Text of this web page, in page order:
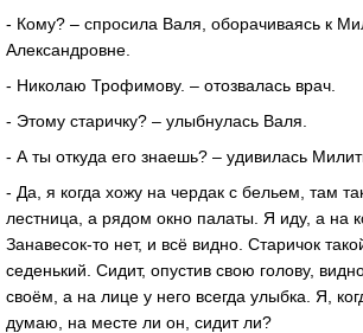
- Кому? – спросила Валя, оборачиваясь к
Александровне.
- Николаю Трофимову. – отозвалась врач.
- Этому старичку? – улыбнулась Валя.
- А ты откуда его знаешь? – удивилась
- Да, я когда хожу на чердак с бельем, там
лестница, а рядом окно палаты. Я иду, а на
Занавесок-то нет, и всё видно. Старичок
седенький. Сидит, опустив свою голову,
своём, а на лице у него всегда улыбка. Я,
думаю, на месте ли он, сидит ли?